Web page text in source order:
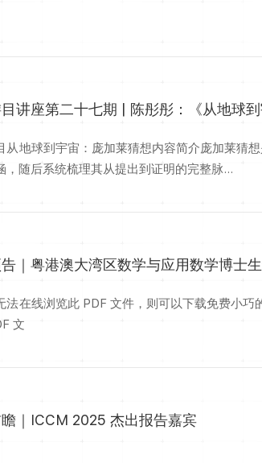
讲座第二十七期 | 陈彤彤：《从地球到
从地球到宇宙：庞加莱猜想内容简介庞加莱猜
，随后系统梳理其从提出到证明的完整脉...
｜粤港澳大湾区数学与应用数学博士
浏览此 PDF 文件，则可以下载免费小巧的 福昕(Foxit) PDF 阅读器,安装后
文
｜ICCM 2025 杰出报告嘉宾